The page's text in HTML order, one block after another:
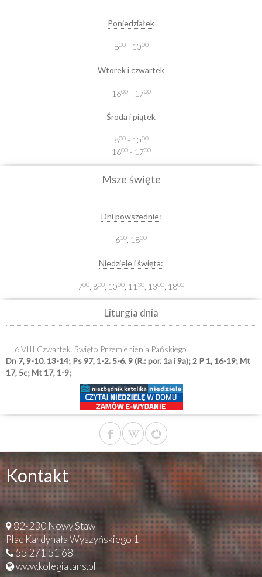
Poniedziałek
800- 1000
Wtorek i czwartek
1600- 1700
Środa i piątek
800- 1000
1600- 1700
Msze święte
Dni powszednie:
630 , 1800
Niedziele i święta:
700 , 800 , 1000 , 11 30 , 1300 , 1800
Liturgia dnia
6 VIII Czwartek. Święto Przemienienia Pańskiego
Dn 7, 9-10. 13-14; Ps 97, 1-2. 5-6. 9 (R.: por. 1a i 9a); 2 P 1, 16-19; Mt
17, 5c; Mt 17, 1-9;
Kontakt
82-230 Nowy Staw
Plac Kardynała Wyszyńskiego 1
55 271 51 68
www.kolegiatans.pl